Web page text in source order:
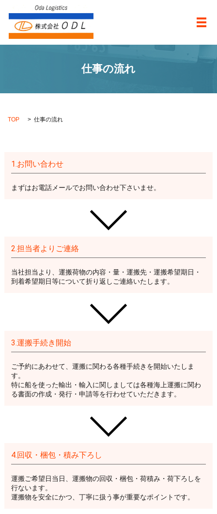
メ
仕事の流れ
TOP 仕事の流れ
1.お問い合わせ
まずはお電話メールでお問い合わせ下さいませ。
2.担当者よりご連絡
当社担当より、運搬荷物の内容・量・運搬先・運搬希望期日・
到着希望期日等について折り返しご連絡いたします。
3.運搬手続き開始
ご予約にあわせて、運搬に関わる各種手続きを開始いたしま
す。
特に船を使った輸出・輸入に関しましては各種海上運搬に関わ
る書面の作成・発行・申請等を行わせていただきます。
4.回収・梱包・積み下ろし
運搬ご希望日当日、運搬物の回収・梱包・荷積み・荷下ろしを
行ないます。
運搬物を安全にかつ、丁寧に扱う事が重要なポイントです。